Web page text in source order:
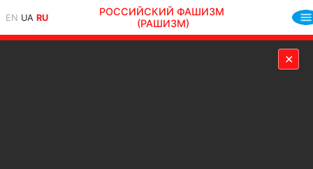
EN UA RU
РОССИЙСКИЙ ФАШИЗМ
(РАШИЗМ)
✕